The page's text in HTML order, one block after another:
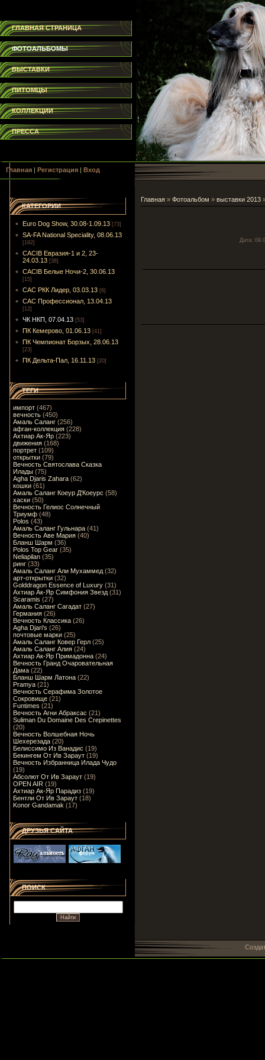
ГЛАВНАЯ СТРАНИЦА
ФОТОАЛЬБОМЫ
ВЫСТАВКИ
ПИТОМЦЫ
КОЛЛЕКЦИИ
ПРЕССА
Главная | Регистрация | Вход
КАТЕГОРИИ
Euro Dog Show, 30.08-1.09.13 [73]
SA-FA National Speciality, 08.06.13
[192]
CACIB Евразия-1 и 2, 23-
24.03.13 [38]
CACIB Белые Ночи-2, 30.06.13
[15]
САС РКК Лидер, 03.03.13 [6]
САС Профессионал, 13.04.13
[12]
ЧК НКП, 07.04.13 [53]
ПК Кемерово, 01.06.13 [41]
ПК Чемпионат Борзых, 28.06.13
[23]
ПК Дельта-Пал, 16.11.13 [20]
ТЕГИ
импорт (467)
вечность (450)
Амаль Саланг (256)
афган-коллекция (228)
Ахтиар Ак-Яр (223)
движения (168)
портрет (109)
открытки (79)
Вечность Святослава Сказка
Илады (75)
Agha Djaris Zahara (62)
кошки (61)
Амаль Саланг Коеур Д'Коеурс (58)
хаски (50)
Вечность Гелиос Солнечный
Триумф (48)
Polos (43)
Амаль Саланг Гульнара (41)
Вечность Аве Мария (40)
Бланш Шарм (36)
Polos Top Gear (35)
Neliapilan (35)
ринг (33)
Амаль Саланг Али Мухаммед (32)
арт-открытки (32)
Golddragon Essence of Luxury (31)
Ахтиар Ак-Яр Симфония Звезд (31)
Scaramis (27)
Амаль Саланг Сагадат (27)
Германия (26)
Вечность Классика (26)
Agha Djari's (26)
почтовые марки (25)
Амаль Саланг Ковер Герл (25)
Амаль Саланг Алия (24)
Ахтиар Ак-Яр Примадонна (24)
Вечность Гранд Очаровательная
Дама (22)
Бланш Шарм Латона (22)
Pramya (21)
Вечность Серафима Золотое
Сокровище (21)
Funtimes (21)
Вечность Агни Абраксас (21)
Suliman Du Domaine Des Crepinettes
(20)
Вечность Волшебная Ночь
Шехерезада (20)
Белиссимо Из Ванадис (19)
Бекингем От Ив Зараут (19)
Вечность Избранница Илада Чудо
(19)
Абсолют От Ив Зараут (19)
OPEN AIR (19)
Ахтиар Ак-Яр Парадиз (19)
Бентли От Ив Зараут (18)
Konor Gandamak (17)
ДРУЗЬЯ САЙТА
ПОИСК
Главная » Фотоальбом » выставки 2013
Дата: